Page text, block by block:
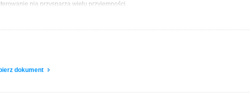
nią przysparza wielu przyjemności.
zamykanymi kabinamibez trudu pomieści9 osób.
proste. Jacht jest bardzo stabilny i bezpieczny co daje ogromny komfort rodzinom
czemu płetwa sterowa nigdy nie wyskoczy z wody, a sternik nie straci kontroli nad
lodówka elektryczna, zbiornik na wodę pitną, kompletne wyposażenie kambuza:
dokument